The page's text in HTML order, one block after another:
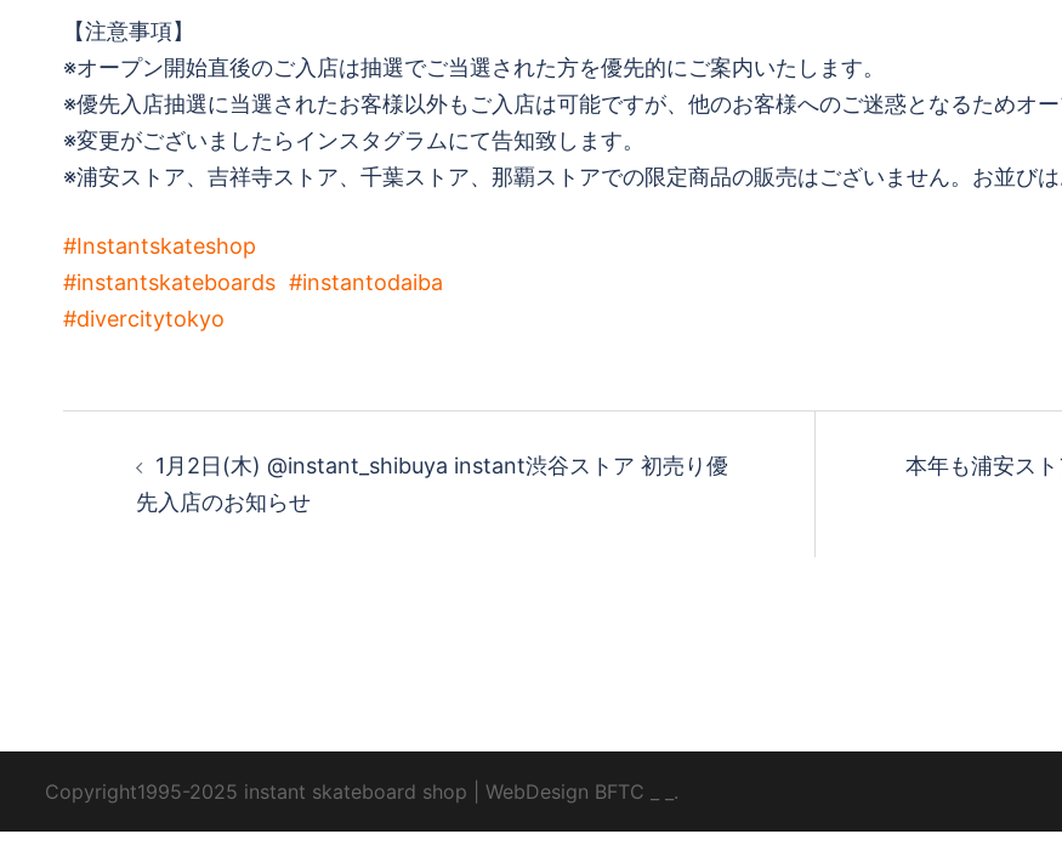
【注意事項】
※オープン開始直後のご入店は抽選でご当選された方を優先的にご案内いたします。
※優先入店抽選に当選されたお客様以外もご入店は可能ですが、他のお客様へのご迷惑となるためオ
※変更がございましたらインスタグラムにて告知致します。
※浦安ストア、吉祥寺ストア、千葉ストア、那覇ストアでの限定商品の販売はございません。お並び
#Instantskateshop
#instantskateboards #instantodaiba
#divercitytokyo
ー
シ
1月2日(木) @instant_shibuya instant渋谷ストア 初売り優
先入店のお知らせ
本年も浦安ス
Copyright1995-2025 instant skateboard shop WebDesign BFTC _ _.